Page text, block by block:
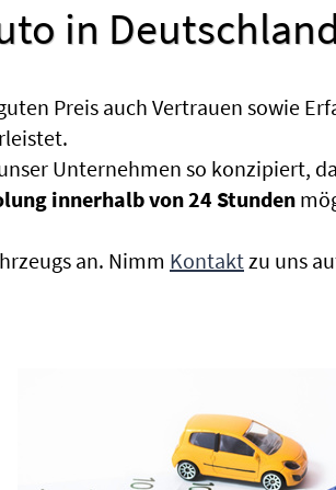
in
Preis auch Vertrauen sowie
Unternehmen so konzipiert,
innerhalb von 24 Stunden
an. Nimm Kontaktzu uns